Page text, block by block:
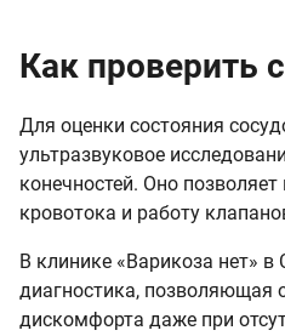
Как проверить
Для оценки состояния
ультразвуковое
конечностей. Оно
кровотока и работу
В клинике «Варикоза нет» в
диагностика, позволяющая
дискомфорта даже при